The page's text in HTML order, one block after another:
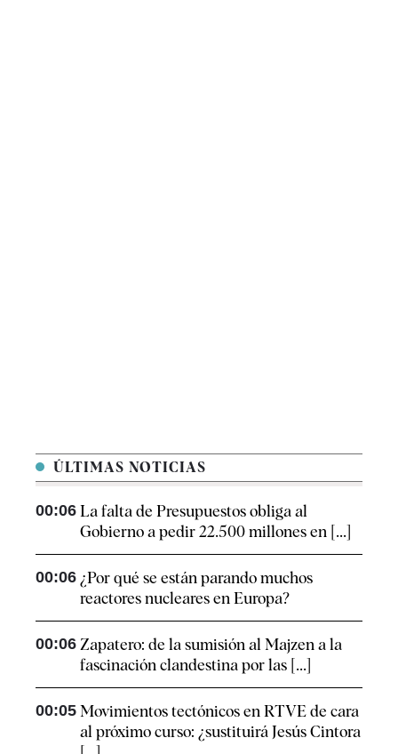
ÚLTIMAS NOTICIAS
00:06 La falta de Presupuestos obliga al
Gobierno a pedir 22.500 millones en [...]
00:06 ¿Por qué se están parando muchos
reactores nucleares en Europa?
00:06 Zapatero: de la sumisión al Majzen a la
fascinación clandestina por las [...]
00:05 Movimientos tectónicos en RTVE de cara
al próximo curso: ¿sustituirá Jesús Cintora